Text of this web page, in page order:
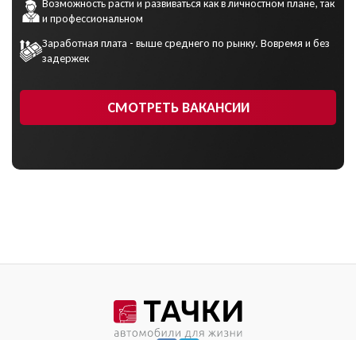
Возможность расти и развиваться как в личностном плане, так
и профессиональном
Заработная плата - выше среднего по рынку. Вовремя и без
задержек
СМОТРЕТЬ ВАКАНСИИ